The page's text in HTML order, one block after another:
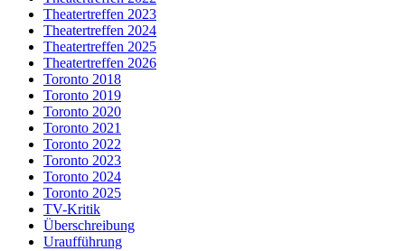
Theatertreffen 2023
Theatertreffen 2024
Theatertreffen 2025
Theatertreffen 2026
Toronto 2018
Toronto 2019
Toronto 2020
Toronto 2021
Toronto 2022
Toronto 2023
Toronto 2024
Toronto 2025
TV-Kritik
Überschreibung
Uraufführung